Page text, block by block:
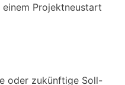
Projektneustart
oder zukünftige Soll-